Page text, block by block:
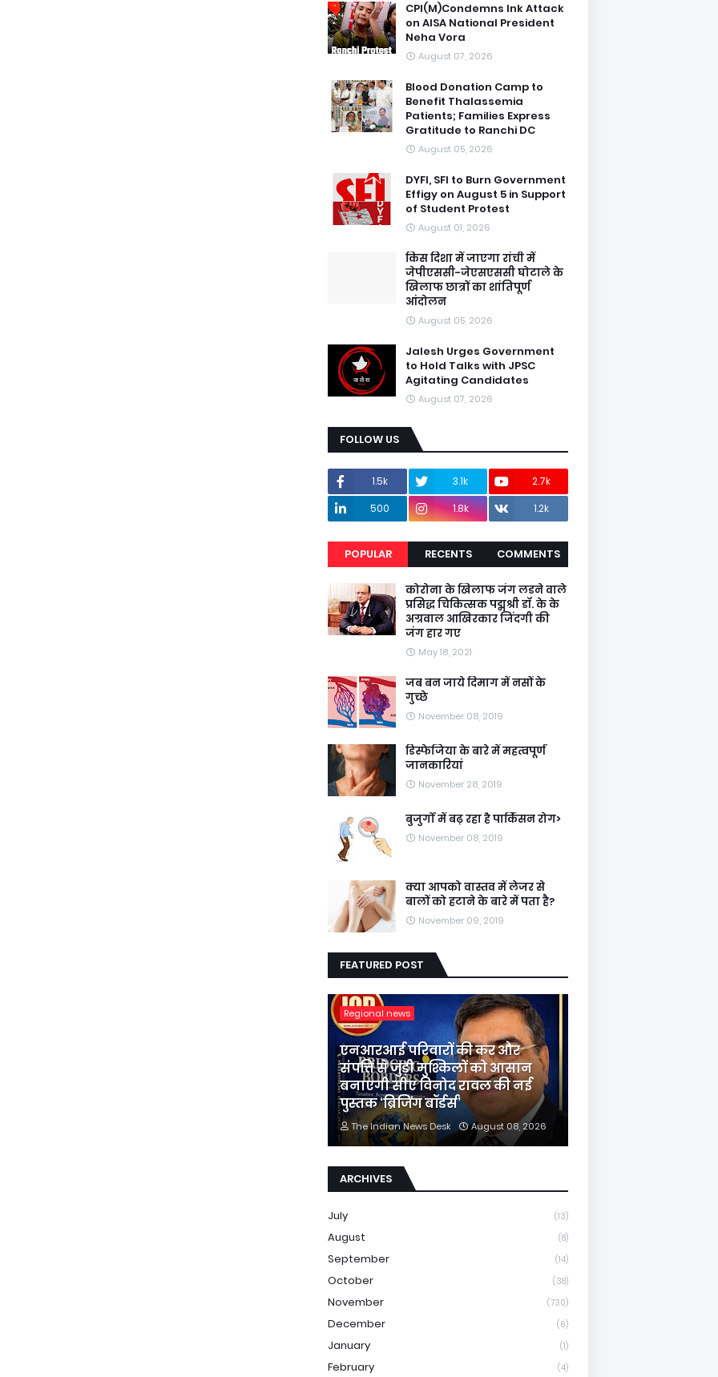
CPI(M)Condemns Ink Attack
on AISA National President
Neha Vora
August 07, 2026
Blood Donation Camp to
Benefit Thalassemia
Patients; Families Express
Gratitude to Ranchi DC
August 05, 2026
DYFI, SFI to Burn Government
Effigy on August 5 in Support
of Student Protest
August 01, 2026
किस दिशा में जाएगा रांची में
जेपीएससी-जेएसएससी घोटाले के
खिलाफ छात्रों का शांतिपूर्ण
आंदोलन
August 05, 2026
Jalesh Urges Government
to Hold Talks with JPSC
Agitating Candidates
August 07, 2026
FOLLOW US
1.5k 3.1k
2.7k
500
1.8k 1.2k
POPULAR RECENTS COMMENTS
कोरोना के खिलाफ जंग लडने वाले
प्रसिद्ध चिकित्सक पद्मश्री डॉ. के के
अग्रवाल आखिरकार जिंदगी की
जंग हार गए
May 18, 2021
जब बन जाये दिमाग में नसों के
गुच्छे
November 08, 2019
डिस्फेजिया के बारे में महत्वपूर्ण
जानकारियां
November 28, 2019
बुजुर्गों में बढ़ रहा है पार्किंसन रोग>
November 08, 2019
क्या आपको वास्तव में लेजर से
बालों को हटाने के बारे में पता है?
November 09, 2019
FEATURED POST
Regional news
एनआरआई परिवारों की कर और
संपत्ति से जुड़ी मुश्किलों को आसान
बनाएगी सीए विनोद रावल की नई
पुस्तक ‘ब्रिजिंग बॉर्डर्स’
The Indian News Desk August 08, 2026
ARCHIVES
July (13)
August (8)
September (14)
October (38)
November (730)
December (6)
January (1)
February (4)